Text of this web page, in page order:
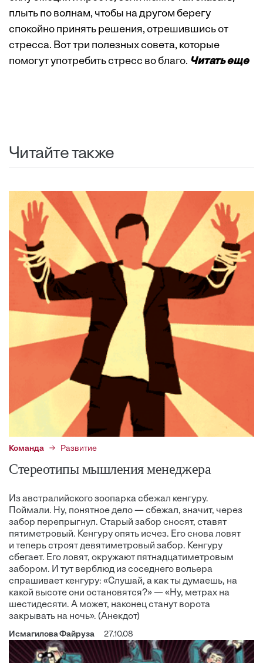
плыть по волнам, чтобы на другом берегу
спокойно принять решения, отрешившись от
стресса. Вот три полезных совета, которые
помогут употребить стресс во благо. Читать еще
Читайте также
Команда Развитие
Cтереотипы мышления менеджера
Из австралийского зоопарка сбежал кенгуру.
Поймали. Ну, понятное дело — сбежал, значит, через
забор перепрыгнул. Старый забор сносят, ставят
пятиметровый. Кенгуру опять исчез. Его снова ловят
и теперь строят девятиметровый забор. Кенгуру
сбегает. Его ловят, окружают пятнадцатиметровым
забором. И тут верблюд из соседнего вольера
спрашивает кенгуру: «Слушай, а как ты думаешь, на
какой высоте они остановятся?» — «Ну, метрах на
шестидесяти. А может, наконец станут ворота
закрывать на ночь». (Анекдот)
Исмагилова Файруза 27.10.08